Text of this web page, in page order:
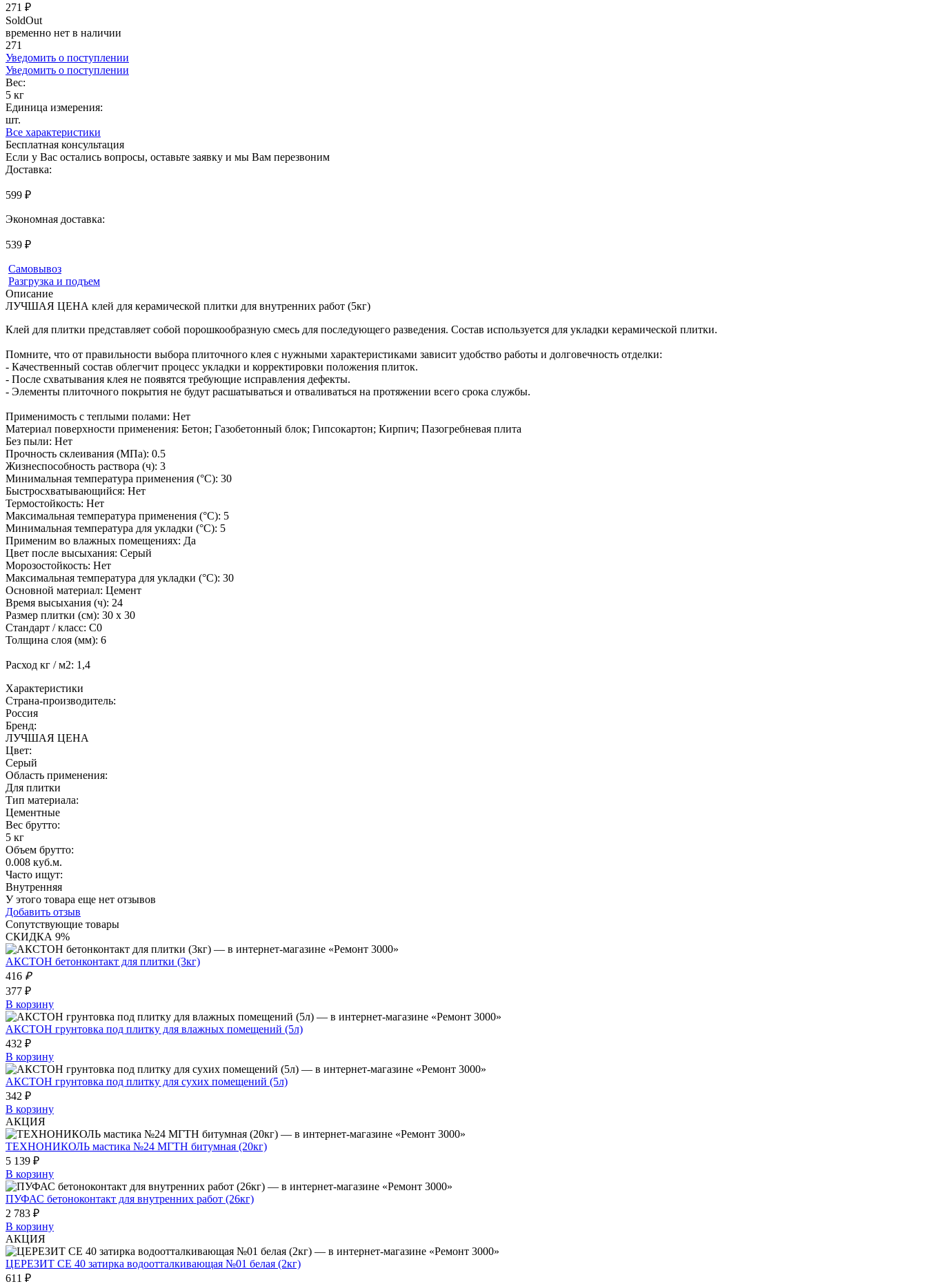
271 ₽
SoldOut
временно нет в наличии
271
Уведомить о поступлении
Уведомить о поступлении
Вес:
5 кг
Единица измерения:
шт.
Все характеристики
Бесплатная консультация
Если у Вас остались вопросы, оставьте заявку и мы Вам перезвоним
Доставка:
599 ₽
Экономная доставка:
539 ₽
Самовывоз
Разгрузка и подъем
Описание
ЛУЧШАЯ ЦЕНА клей для керамической плитки для внутренних работ (5кг)
Клей для плитки представляет собой порошкообразную смесь для последующего разведения. Состав используется для укладки керамической плитки.
Помните, что от правильности выбора плиточного клея с нужными характеристиками зависит удобство работы и долговечность отделки:
- Качественный состав облегчит процесс укладки и корректировки положения плиток.
- После схватывания клея не появятся требующие исправления дефекты.
- Элементы плиточного покрытия не будут расшатываться и отваливаться на протяжении всего срока службы.
Применимость с теплыми полами: Нет
Материал поверхности применения: Бетон; Газобетонный блок; Гипсокартон; Кирпич; Пазогребневая плита
Без пыли: Нет
Прочность склеивания (МПа): 0.5
Жизнеспособность раствора (ч): 3
Минимальная температура применения (°C): 30
Быстросхватывающийся: Нет
Термостойкость: Нет
Максимальная температура применения (°C): 5
Минимальная температура для укладки (°C): 5
Применим во влажных помещениях: Да
Цвет после высыхания: Серый
Морозостойкость: Нет
Максимальная температура для укладки (°C): 30
Основной материал: Цемент
Время высыхания (ч): 24
Размер плитки (см): 30 x 30
Стандарт / класс: C0
Толщина слоя (мм): 6
Расход кг / м2: 1,4
Характеристики
Страна-производитель:
Россия
Бренд:
ЛУЧШАЯ ЦЕНА
Цвет:
Серый
Область применения:
Для плитки
Тип материала:
Цементные
Вес брутто:
5 кг
Объем брутто:
0.008 куб.м.
Часто ищут:
Внутренняя
У этого товара еще нет отзывов
Добавить отзыв
Сопутствующие товары
СКИДКА 9%
АКСТОН бетонконтакт для плитки (3кг)
416 ₽
377 ₽
В корзину
АКСТОН грунтовка под плитку для влажных помещений (5л)
432 ₽
В корзину
АКСТОН грунтовка под плитку для сухих помещений (5л)
342 ₽
В корзину
АКЦИЯ
ТЕХНОНИКОЛЬ мастика №24 МГТН битумная (20кг)
5 139 ₽
В корзину
ПУФАС бетоноконтакт для внутренних работ (26кг)
2 783 ₽
В корзину
АКЦИЯ
ЦЕРЕЗИТ СЕ 40 затирка водоотталкивающая №01 белая (2кг)
611 ₽